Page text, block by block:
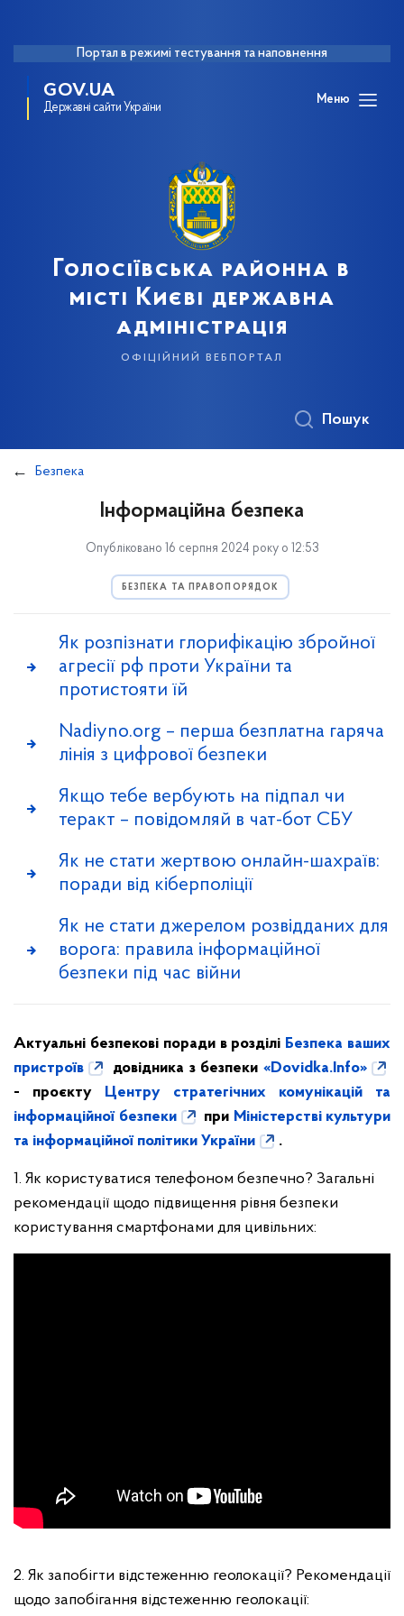
Портал в режимі тестування та наповнення
GOV.UA
Державні сайти України
Меню
Голосіївська районна в
місті Києві державна
адміністрація
офіційний вебпортал
Пошук
Безпека
Інформаційна безпека
Опубліковано 16 серпня 2024 року о 12:53
БЕЗПЕКА ТА ПРАВОПОРЯДОК
Як розпізнати глорифікацію збройної
агресії рф проти України та
протистояти їй
Nadiyno.org – перша безплатна гаряча
лінія з цифрової безпеки
Якщо тебе вербують на підпал чи
теракт – повідомляй в чат-бот СБУ
Як не стати жертвою онлайн-шахраїв:
поради від кіберполіції
Як не стати джерелом розвідданих для
ворога: правила інформаційної
безпеки під час війни
Актуальні безпекові поради в розділі Безпека ваших
пристроїв
довідника з безпеки «Dovidka.Info»
- проєкту Центру стратегічних комунікацій та
інформаційної безпеки
при Міністерстві культури
та інформаційної політики України
.
1. Як користуватися телефоном безпечно? Загальні
рекомендації щодо підвищення рівня безпеки
користування смартфонами для цивільних:
2. Як запобігти відстеженню геолокації? Рекомендації
щодо запобігання відстеженню геолокації: